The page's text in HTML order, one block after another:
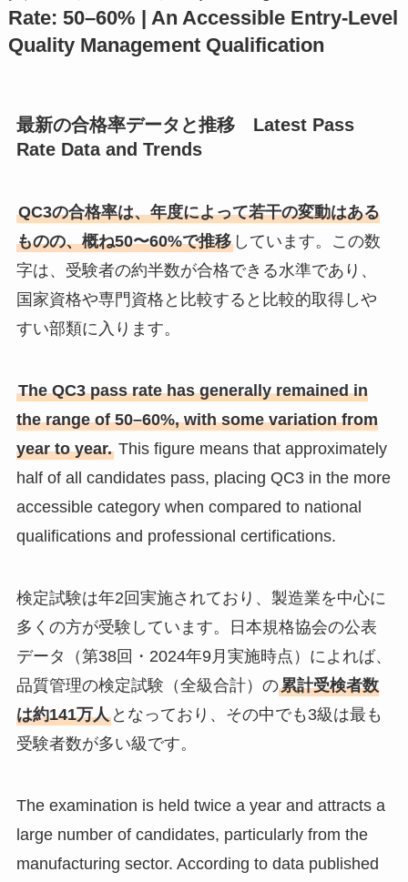
Rate: 50–60% | An Accessible Entry-Level
Quality Management Qualification
最新の合格率データと推移 Latest Pass
Rate Data and Trends
QC3の合格率は、年度によって若干の変動はある
ものの、概ね50〜60%で推移しています。この数
字は、受験者の約半数が合格できる水準であり、
国家資格や専門資格と比較すると比較的取得しや
すい部類に入ります。
The QC3 pass rate has generally remained in
the range of 50–60%, with some variation from
year to year.This figure means that approximately
half of all candidates pass, placing QC3 in the more
accessible category when compared to national
qualifications and professional certifications.
検定試験は年2回実施されており、製造業を中心に
多くの方が受験しています。日本規格協会の公表
データ（第38回・2024年9月実施時点）によれば、
品質管理の検定試験（全級合計）の累計受検者数
は約141万人となっており、その中でも3級は最も
受験者数が多い級です。
The examination is held twice a year and attracts a
large number of candidates, particularly from the
manufacturing sector. According to data published